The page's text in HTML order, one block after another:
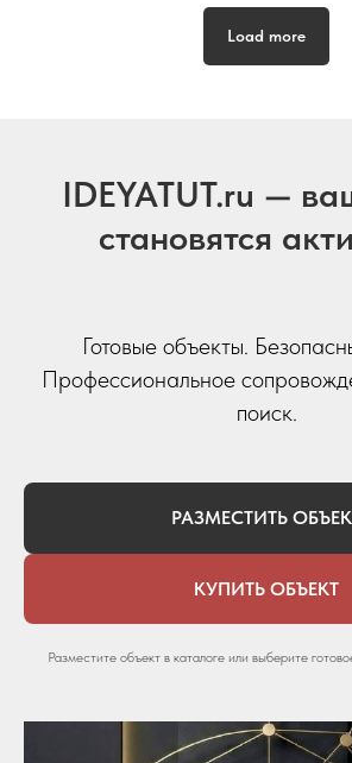
Load more
IDEYATUT.ru —
становятся
Готовые объекты.
Профессиональное
поиск.
РАЗМЕСТИТЬ
КУПИТЬ ОБЪЕКТ
Разместите объект в каталоге или выберите